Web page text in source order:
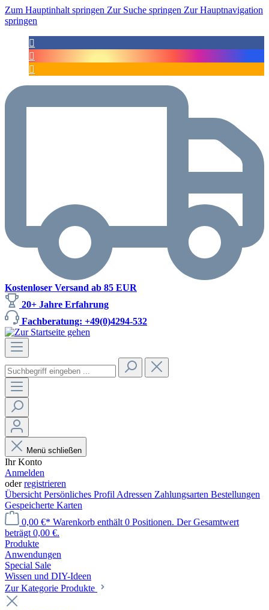
Zum Hauptinhalt springen Zur Suche springen Zur Hauptnavigation
springen
Kostenloser Versand ab 85 EUR
20+ Jahre Erfahrung
Fachberatung: +49(0)4294-532
Menü schließen
Ihr Konto
Anmelden
oderregistrieren
Übersicht Persönliches Profil Adressen Zahlungsarten Bestellungen
Gespeicherte Karten
0,00 €* Warenkorb enthält 0 Positionen. Der Gesamtwert
beträgt 0,00 €.
Produkte
Anwendungen
Special Sale
Wissen und DIY-Ideen
Zur Kategorie Produkte